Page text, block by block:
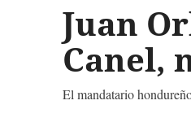
Juan
Canel,
El mandatario